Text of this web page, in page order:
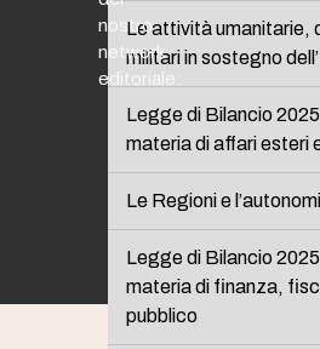
Le attività umanitarie,
militari in sostegno
Legge di Bilancio
materia di affari esteri
Le Regioni e
Legge di Bilancio
materia di finanza,
pubblico
nostro
network
editoriale: